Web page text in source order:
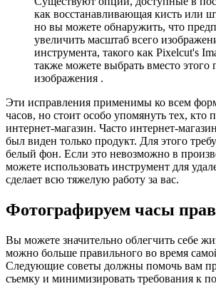
как восстанавливающая кисть или
но вы можете обнаружить, что
увеличить масштаб всего
инструмента, такого как Pixelcut's
также можете выбрать вместо этого
изображения .
Эти исправления применимы ко всем
часов, но стоит особо упомянуть тех, кто
интернет-магазин. Часто интернет-
был виден только продукт. Для этого
белый фон. Если это невозможно в
можете использовать инструмент для
сделает всю тяжелую работу за вас.
Фотографируем часы
Вы можете значительно облегчить себе
можно больше правильного во время
Следующие советы должны помочь вам
съемку и минимизировать требования к